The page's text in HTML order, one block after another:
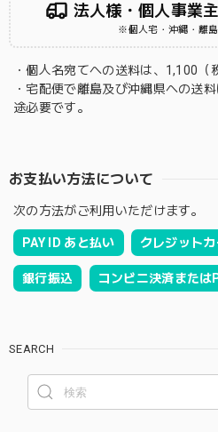
法人様・個人事業
※個人宅・沖縄・離島
・個人名宛てへの送料は、1,100（
・宅配便で離島及び沖縄県への送
途必要です。
お支払い方法について
次の方法がご利用いただけます。
PAY ID あと払い クレジット
銀行振込 コンビニ決済また
SEARCH